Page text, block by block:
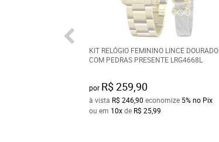
KIT RELÓGIO FEMININO LINCE DOURADO
COM PEDRAS PRESENTE LRG4668L
por R$ 259,90
à vista R$ 246,90 economize 5%no Pix
ou em 10xde R$ 25,99